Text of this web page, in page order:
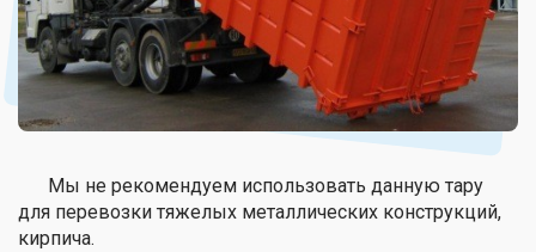
Мы не рекомендуем использовать данную тару
для перевозки тяжелых металлических конструкций,
кирпича.